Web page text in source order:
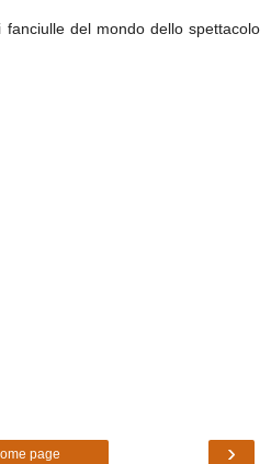
del mondo dello spettacolo
›
page